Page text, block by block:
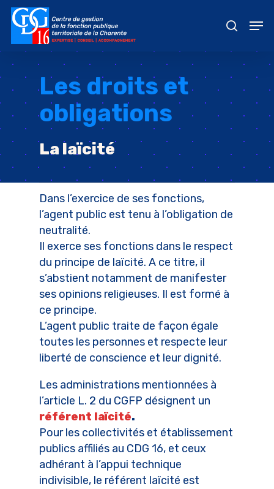
Skip
content
Les droits et
obligations
La laïcité
Dans l’exercice de ses fonctions,
l’agent public est tenu à l’obligation de
neutralité.
Il exerce ses fonctions dans le respect
du principe de laïcité. A ce titre, il
s’abstient notamment de manifester
ses opinions religieuses. Il est formé à
ce principe.
L’agent public traite de façon égale
toutes les personnes et respecte leur
liberté de conscience et leur dignité.
Les administrations mentionnées à
l’article L. 2 du CGFP désignent un
référent laïcité.
Pour les collectivités et établissement
publics affiliés au CDG 16, et ceux
adhérant à l’appui technique
indivisible, le référent laïcité est